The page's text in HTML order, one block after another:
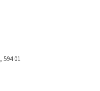
, 594 01